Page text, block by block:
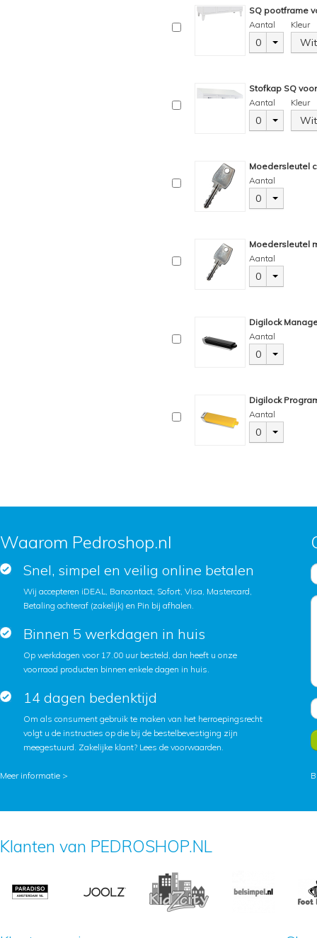
SQ pootframe
Aantal
0
Kleur
Stofkap SQ
Aantal
0
Kleur
Moedersleutel
Aantal
0
Moedersleutel
Aantal
0
Digilock
Aantal
0
Digilock
Aantal
0
Waarom Pedroshop.nl
Snel, simpel en veilig online betalen
Wij accepteren iDEAL, Bancontact, Sofort, Visa, Mastercard,
Betaling achteraf (zakelijk) en Pin bij afhalen.
Binnen 5 werkdagen in huis
Op werkdagen voor 17.00 uur besteld, dan heeft u onze
voorraad producten binnen enkele dagen in huis.
14 dagen bedenktijd
Om als consument gebruik te maken van het herroepingsrecht
volgt u de instructies op die bij de bestelbevestiging zijn
meegestuurd. Zakelijke klant? Lees de voorwaarden.
Meer informatie >
Klanten van PEDROSHOP.NL